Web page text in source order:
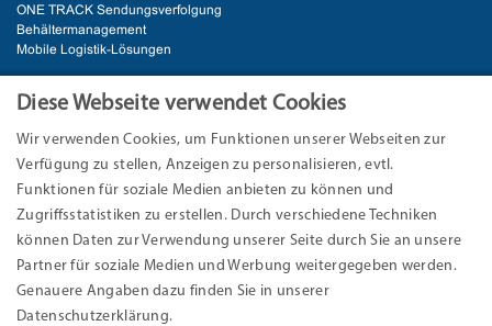
ONE TRACK Sendungsverfolgung
Behältermanagement
Mobile Logistik-Lösungen
BRANCHEN
Automotive
E-Commerce & Handel
Industrie
Logistik
ANSCHRIFT
EURO-LOG AG
Diese Webseite verwendet Cookies
Wir verwenden Cookies, um Funktionen unserer Webseiten zur
Verfügung zu stellen, Anzeigen zu personalisieren, evtl.
Funktionen für soziale Medien anbieten zu können und
Zugriffsstatistiken zu erstellen. Durch verschiedene Techniken
können Daten zur Verwendung unserer Seite durch Sie an unsere
Partner für soziale Medien und Werbung weitergegeben werden.
Genauere Angaben dazu finden Sie in unserer
Datenschutzerklärung.